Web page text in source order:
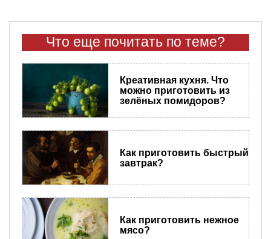
Что еще почитать по теме?
Креативная кухня. Что
можно приготовить из
зелёных помидоров?
Как приготовить быстрый
завтрак?
Как приготовить нежное
мясо?